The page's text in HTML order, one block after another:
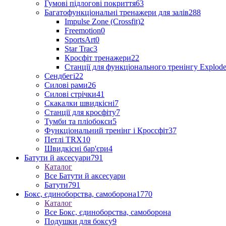
Гумові підлогові покриття63
Багатофункціональні тренажери для залів288
Impulse Zone (Crossfit)2
Freemotion0
SportsArt0
Star Trac3
Кросфіт тренажери22
Станції для функціонального тренінгу Explode
Сендбегі22
Силові рами26
Силові стрічки41
Скакалки швидкісні7
Станції для кросфіту7
Тумби та пліобокси5
Функціональний тренінг і Кроссфіт37
Петлі TRX10
Швидкісні бар'єри4
Батути й аксесуари791
Каталог
Все Батути й аксесуари
Батути791
Бокс, єдиноборства, самоборона1770
Каталог
Все Бокс, єдиноборства, самоборона
Подушки для боксу9